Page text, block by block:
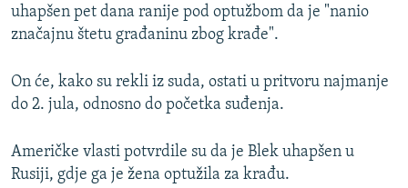
uhapšen pet dana ranije pod optužbom da je "nanio
značajnu štetu građaninu zbog krađe".
On će, kako su rekli iz suda, ostati u pritvoru najmanje
do 2. jula, odnosno do početka suđenja.
Američke vlasti potvrdile su da je Blek uhapšen u
Rusiji, gdje ga je žena optužila za krađu.